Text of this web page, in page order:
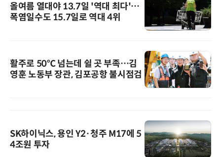
올여름 열대야 13.7일 '역대 최다'…
폭염일수도 15.7일로 역대 4위
활주로 50℃ 넘는데 쉴 곳 부족…김
영훈 노동부 장관, 김포공항 불시점검
SK하이닉스, 용인 Y2·청주 M17에 5
4조원 투자